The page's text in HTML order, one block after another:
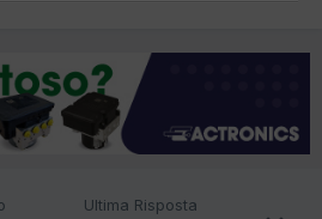
Ultima Risposta